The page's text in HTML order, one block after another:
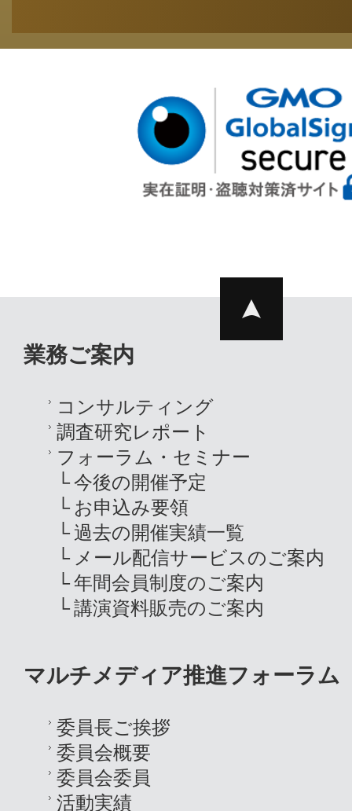
業務ご案内
コンサルティング
調査研究レポート
フォーラム・セミナー
今後の開催予定
お申込み要領
過去の開催実績一覧
メール配信サービスのご案内
年間会員制度のご案内
講演資料販売のご案内
マルチメディア推進フォーラム
委員長ご挨拶
委員会概要
委員会委員
活動実績